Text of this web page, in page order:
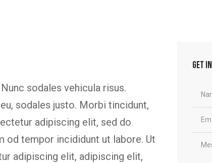
sodales vehicula risus.
sodales justo. Morbi tincidunt,
adipiscing elit, sed do
od tempor incididunt ut labore. Ut
adipiscing elit, adipiscing elit,
GET